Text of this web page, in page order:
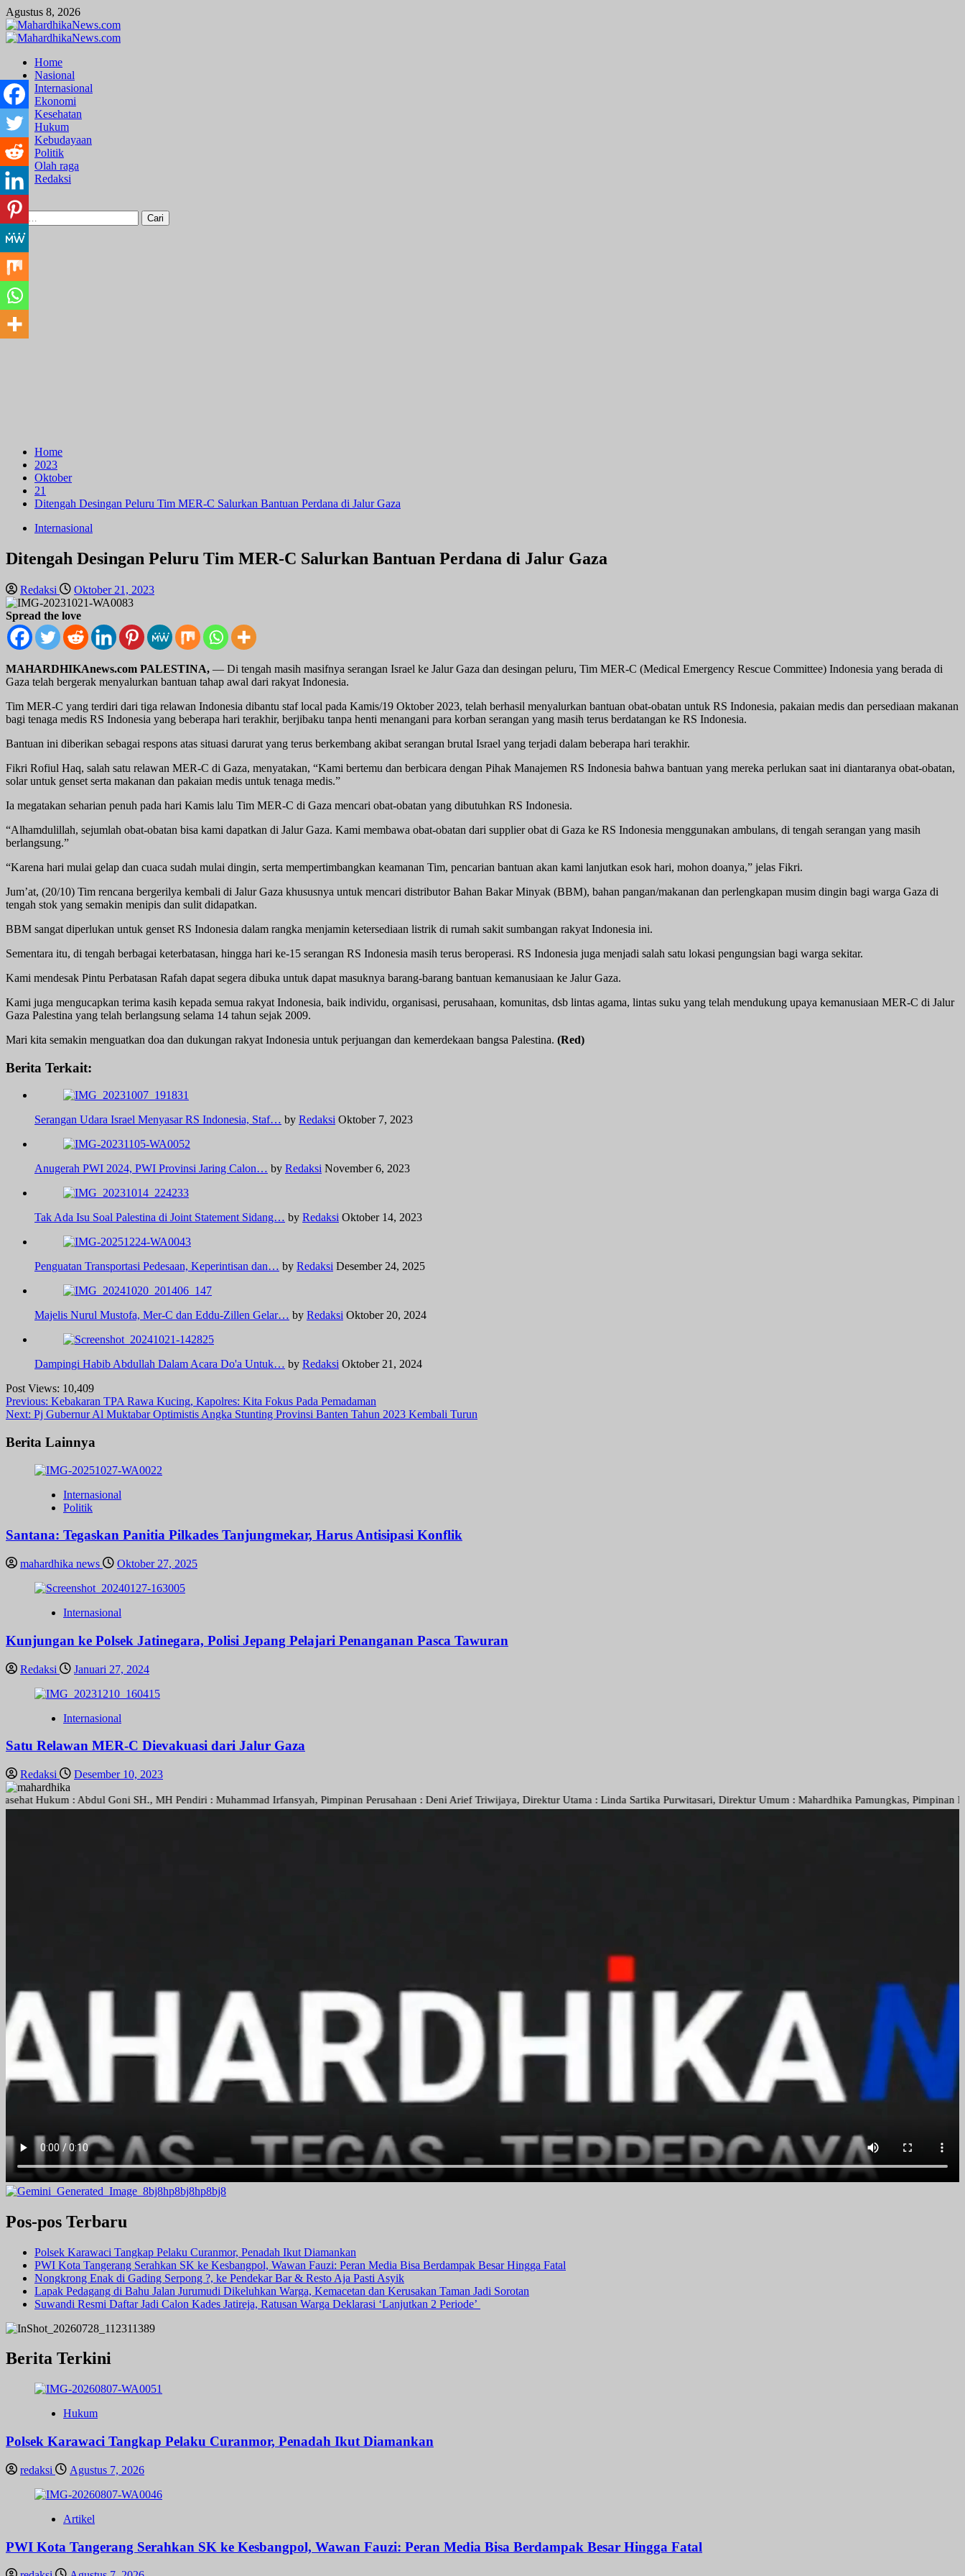
Skip
to
content
Agustus 8, 2026
Primary
Home
Nasional
Internasional
Ekonomi
Kesehatan
Hukum
Kebudayaan
Politik
Olah raga
Redaksi
Cari
untuk:
Home
2023
Oktober
21
Ditengah Desingan Peluru Tim MER-C Salurkan Bantuan Perdana di Jalur Gaza
Internasional
Ditengah Desingan Peluru Tim MER-C Salurkan Bantuan Perdana di Jalur Gaza
Redaksi Oktober 21, 2023
Spread the love
MAHARDHIKAnews.com PALESTINA, — Di tengah masih masifnya serangan Israel ke Jalur Gaza dan desingan peluru, Tim MER-C (Medical Emergency Rescue Committee) Indonesia yang berada di
Gaza telah bergerak menyalurkan bantuan tahap awal dari rakyat Indonesia.
Tim MER-C yang terdiri dari tiga relawan Indonesia dibantu staf local pada Kamis/19 Oktober 2023, telah berhasil menyalurkan bantuan obat-obatan untuk RS Indonesia, pakaian medis dan persediaan makanan
bagi tenaga medis RS Indonesia yang beberapa hari terakhir, berjibaku tanpa henti menangani para korban serangan yang masih terus berdatangan ke RS Indonesia.
Bantuan ini diberikan sebagai respons atas situasi darurat yang terus berkembang akibat serangan brutal Israel yang terjadi dalam beberapa hari terakhir.
Fikri Rofiul Haq, salah satu relawan MER-C di Gaza, menyatakan, “Kami bertemu dan berbicara dengan Pihak Manajemen RS Indonesia bahwa bantuan yang mereka perlukan saat ini diantaranya obat-obatan,
solar untuk genset serta makanan dan pakaian medis untuk tenaga medis.”
Ia megatakan seharian penuh pada hari Kamis lalu Tim MER-C di Gaza mencari obat-obatan yang dibutuhkan RS Indonesia.
“Alhamdulillah, sejumlah obat-obatan bisa kami dapatkan di Jalur Gaza. Kami membawa obat-obatan dari supplier obat di Gaza ke RS Indonesia menggunakan ambulans, di tengah serangan yang masih
berlangsung.”
“Karena hari mulai gelap dan cuaca sudah mulai dingin, serta mempertimbangkan keamanan Tim, pencarian bantuan akan kami lanjutkan esok hari, mohon doanya,” jelas Fikri.
Jum’at, (20/10) Tim rencana bergerilya kembali di Jalur Gaza khususnya untuk mencari distributor Bahan Bakar Minyak (BBM), bahan pangan/makanan dan perlengkapan musim dingin bagi warga Gaza di
tengah stok yang semakin menipis dan sulit didapatkan.
BBM sangat diperlukan untuk genset RS Indonesia dalam rangka menjamin ketersediaan listrik di rumah sakit sumbangan rakyat Indonesia ini.
Sementara itu, di tengah berbagai keterbatasan, hingga hari ke-15 serangan RS Indonesia masih terus beroperasi. RS Indonesia juga menjadi salah satu lokasi pengungsian bagi warga sekitar.
Kami mendesak Pintu Perbatasan Rafah dapat segera dibuka untuk dapat masuknya barang-barang bantuan kemanusiaan ke Jalur Gaza.
Kami juga mengucapkan terima kasih kepada semua rakyat Indonesia, baik individu, organisasi, perusahaan, komunitas, dsb lintas agama, lintas suku yang telah mendukung upaya kemanusiaan MER-C di Jalur
Gaza Palestina yang telah berlangsung selama 14 tahun sejak 2009.
Mari kita semakin menguatkan doa dan dukungan rakyat Indonesia untuk perjuangan dan kemerdekaan bangsa Palestina. (Red)
Berita Terkait:
Serangan Udara Israel Menyasar RS Indonesia, Staf… by Redaksi Oktober 7, 2023
Anugerah PWI 2024, PWI Provinsi Jaring Calon… by Redaksi November 6, 2023
Tak Ada Isu Soal Palestina di Joint Statement Sidang… by Redaksi Oktober 14, 2023
Penguatan Transportasi Pedesaan, Keperintisan dan… by Redaksi Desember 24, 2025
Majelis Nurul Mustofa, Mer-C dan Eddu-Zillen Gelar… by Redaksi Oktober 20, 2024
Dampingi Habib Abdullah Dalam Acara Do'a Untuk… by Redaksi Oktober 21, 2024
Post Views: 10,409
Post
navigation
Previous: Kebakaran TPA Rawa Kucing, Kapolres: Kita Fokus Pada Pemadaman
Next: Pj Gubernur Al Muktabar Optimistis Angka Stunting Provinsi Banten Tahun 2023 Kembali Turun
Berita Lainnya
Internasional
Politik
Santana: Tegaskan Panitia Pilkades Tanjungmekar, Harus Antisipasi Konflik
mahardhika news Oktober 27, 2025
Internasional
Kunjungan ke Polsek Jatinegara, Polisi Jepang Pelajari Penanganan Pasca Tawuran
Redaksi Januari 27, 2024
Internasional
Satu Relawan MER-C Dievakuasi dari Jalur Gaza
Redaksi Desember 10, 2023
: Abdul Goni SH., MH Pendiri : Muhammad Irfansyah, Pimpinan Perusahaan : Deni Arief Triwijaya, Direktur Utama : Linda Sartika Purwitasari, Direktur Umum : Mahardhika Pamungkas, Pimpinan
Pos-pos Terbaru
Polsek Karawaci Tangkap Pelaku Curanmor, Penadah Ikut Diamankan
PWI Kota Tangerang Serahkan SK ke Kesbangpol, Wawan Fauzi: Peran Media Bisa Berdampak Besar Hingga Fatal
Nongkrong Enak di Gading Serpong ?, ke Pendekar Bar & Resto Aja Pasti Asyik
Lapak Pedagang di Bahu Jalan Jurumudi Dikeluhkan Warga, Kemacetan dan Kerusakan Taman Jadi Sorotan
Suwandi Resmi Daftar Jadi Calon Kades Jatireja, Ratusan Warga Deklarasi ‘Lanjutkan 2 Periode’
Berita Terkini
Hukum
Polsek Karawaci Tangkap Pelaku Curanmor, Penadah Ikut Diamankan
redaksi Agustus 7, 2026
Artikel
PWI Kota Tangerang Serahkan SK ke Kesbangpol, Wawan Fauzi: Peran Media Bisa Berdampak Besar Hingga Fatal